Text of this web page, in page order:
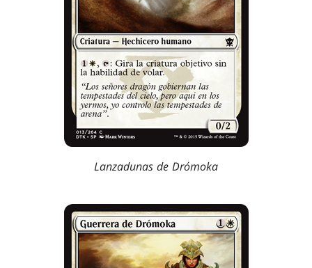
Lanzadunas de Drómoka